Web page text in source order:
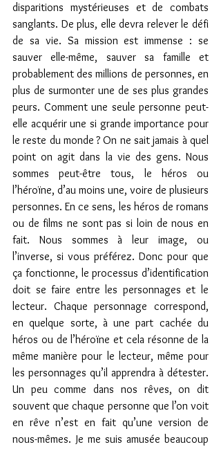
disparitions mystérieuses et de combats
sanglants. De plus, elle devra relever le défi
de sa vie. Sa mission est immense : se
sauver elle-même, sauver sa famille et
probablement des millions de personnes, en
plus de surmonter une de ses plus grandes
peurs. Comment une seule personne peut-
elle acquérir une si grande importance pour
le reste du monde ? On ne sait jamais à quel
point on agit dans la vie des gens. Nous
sommes peut-être tous, le héros ou
l’héroïne, d’au moins une, voire de plusieurs
personnes. En ce sens, les héros de romans
ou de films ne sont pas si loin de nous en
fait. Nous sommes à leur image, ou
l’inverse, si vous préférez. Donc pour que
ça fonctionne, le processus d’identification
doit se faire entre les personnages et le
lecteur. Chaque personnage correspond,
en quelque sorte, à une part cachée du
héros ou de l’héroïne et cela résonne de la
même manière pour le lecteur, même pour
les personnages qu’il apprendra à détester.
Un peu comme dans nos rêves, on dit
souvent que chaque personne que l’on voit
en rêve n’est en fait qu’une version de
nous-mêmes. Je me suis amusée beaucoup